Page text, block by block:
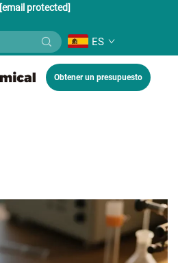
[email protected]
ES
Obtener un presupuesto